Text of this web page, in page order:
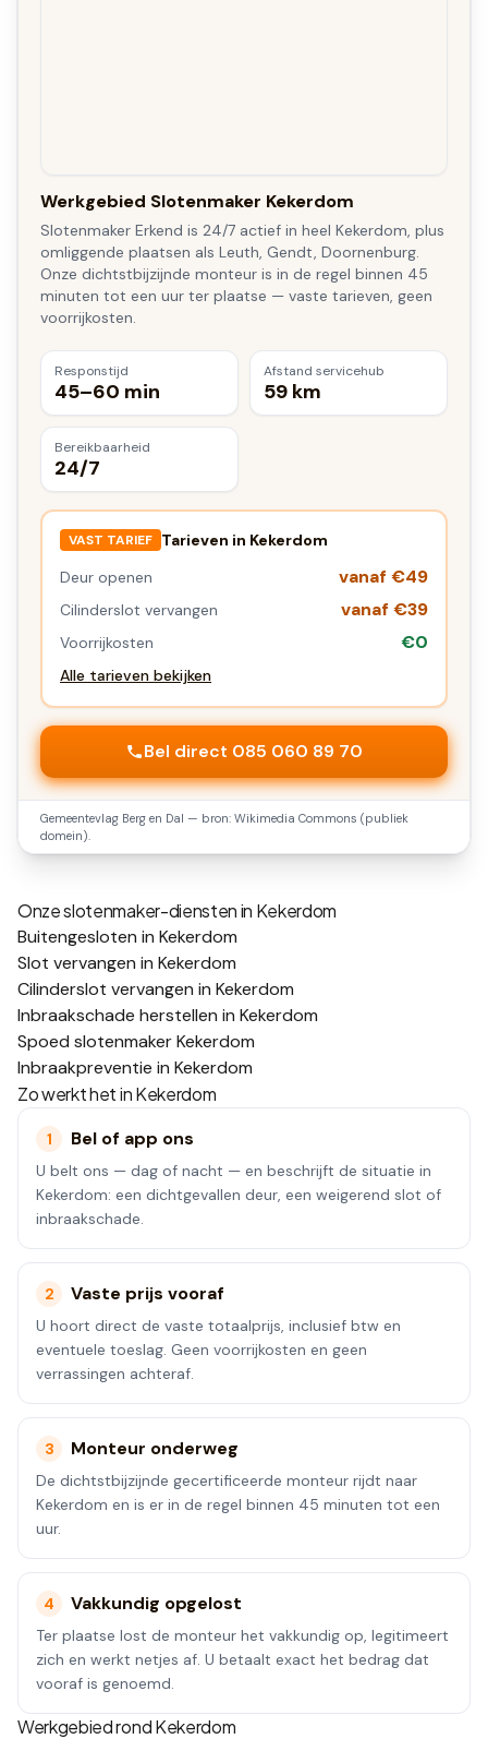
Werkgebied Slotenmaker Kekerdom
Slotenmaker Erkend is 24/7 actief in heel Kekerdom, plus
omliggende plaatsen als Leuth, Gendt, Doornenburg.
Onze dichtstbijzijnde monteur is in de regel binnen 45
minuten tot een uur ter plaatse — vaste tarieven, geen
voorrijkosten.
Responstijd
45–60 min
Afstand servicehub
59 km
Bereikbaarheid
24/7
VAST TARIEF Tarieven in Kekerdom
Deur openen
vanaf €49
Cilinderslot vervangen vanaf €39
Voorrijkosten €0
Alle tarieven bekijken
Bel direct 085 060 89 70
Gemeentevlag Berg en Dal — bron: Wikimedia Commons (publiek
domein).
Onze slotenmaker-diensten in Kekerdom
Buitengesloten in Kekerdom
Slot vervangen in Kekerdom
Cilinderslot vervangen in Kekerdom
Inbraakschade herstellen in Kekerdom
Spoed slotenmaker Kekerdom
Inbraakpreventie in Kekerdom
Zo werkt het inKekerdom
1 Bel of app ons
U belt ons — dag of nacht — en beschrijft de situatie in
Kekerdom: een dichtgevallen deur, een weigerend slot of
inbraakschade.
2 Vaste prijs vooraf
U hoort direct de vaste totaalprijs, inclusief btw en
eventuele toeslag. Geen voorrijkosten en geen
verrassingen achteraf.
3 Monteur onderweg
De dichtstbijzijnde gecertificeerde monteur rijdt naar
Kekerdom en is er in de regel binnen 45 minuten tot een
uur.
4 Vakkundig opgelost
Ter plaatse lost de monteur het vakkundig op, legitimeert
zich en werkt netjes af. U betaalt exact het bedrag dat
vooraf is genoemd.
Werkgebied rondKekerdom